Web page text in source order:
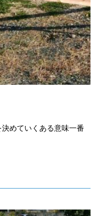
めていくある意味一番